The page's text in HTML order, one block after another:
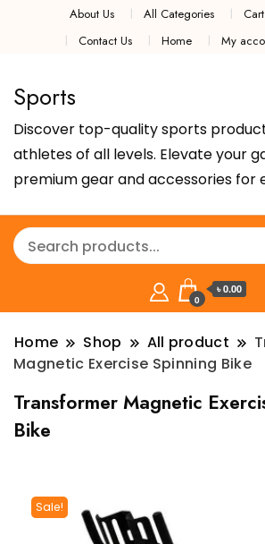
About Us All Categories Cart
Contact Us
Home My
Sports
Discover top-quality sports
athletes of all levels. Elevate your
premium gear and accessories for
0
৳ 0.00
Home Shop All product
Magnetic Exercise Spinning Bike
Transformer Magnetic
Bike
Sale!